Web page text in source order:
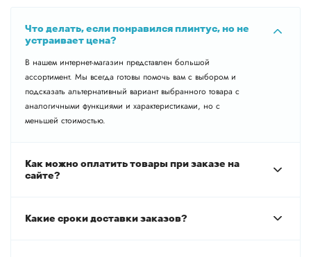
Что делать, если понравился плинтус, но не
устраивает цена?
В нашем интернет-магазин представлен большой
ассортимент. Мы всегда готовы помочь вам с выбором и
подсказать альтернативный вариант выбранного товара с
аналогичными функциями и характеристиками, но с
меньшей стоимостью.
Как можно оплатить товары при заказе на
сайте?
Какие сроки доставки заказов?